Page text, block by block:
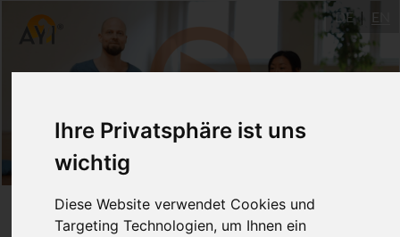
Ihre Privatsphäre ist uns
wichtig
Diese Website verwendet Cookies und
Targeting Technologien, um Ihnen ein
DE EN